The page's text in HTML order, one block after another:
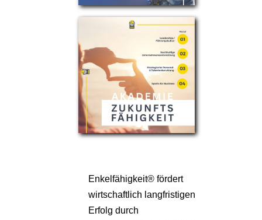
Enkelfähigkeit® fördert
wirtschaftlich langfristigen
Erfolg durch